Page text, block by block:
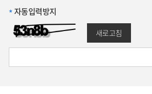
*자동입력방지
새로고침